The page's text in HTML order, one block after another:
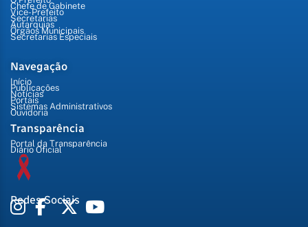
Chefe de Gabinete
Vice-Prefeito
Secretarias
Autarquias
Órgãos Municipais
Secretarias Especiais
Navegação
Início
Publicações
Notícias
Portais
Sistemas Administrativos
Ouvidoria
Transparência
Portal da Transparência
Diário Oficial
Redes Sociais